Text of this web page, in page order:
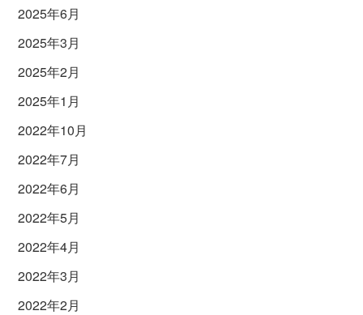
2025年6月
2025年3月
2025年2月
2025年1月
2022年10月
2022年7月
2022年6月
2022年5月
2022年4月
2022年3月
2022年2月